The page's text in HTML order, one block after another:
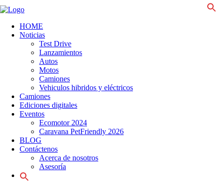
HOME
Noticias
Test Drive
Lanzamientos
Autos
Motos
Camiones
Vehiculos hibridos y eléctricos
Camiones
Ediciones digitales
Eventos
Ecomotor 2024
Caravana PetFriendly 2026
BLOG
Contáctenos
Acerca de nosotros
Asesoría
Search